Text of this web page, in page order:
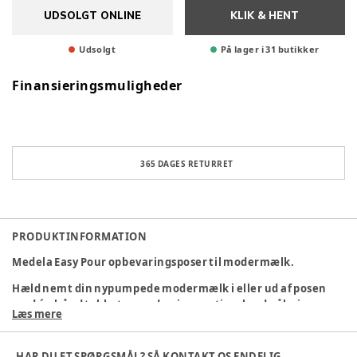
UDSOLGT ONLINE
Udsolgt
KLIK & HENT
På lager i 31 butikker
Finansieringsmuligheder
365 DAGES RETURRET
PRODUKTINFORMATION
Medela Easy Pour opbevaringsposer til modermælk.
Hæld nemt din nypumpede modermælk i eller ud af posen
med én hånd takket være den innovative, brede åbning og
den ekstra tud, der forhindrer spild og forurening. Poserne
er designet i ultratykke dobbeltlag med en suveræn
iltbarriere, der sikrer 10 gange bedre beskyttelse af
Læs mere